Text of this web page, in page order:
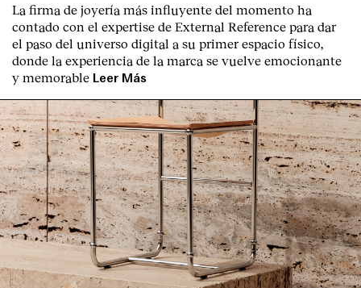
La firma de joyería más influyente del momento ha
contado con el expertise de External Reference para dar
el paso del universo digital a su primer espacio físico,
donde la experiencia de la marca se vuelve emocionante
y memorable Leer Más